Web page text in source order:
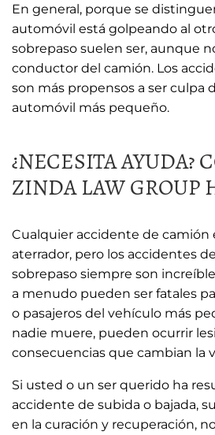
En general, porque se
automóvil está golpeando al
sobrepaso suelen ser, aunque
conductor del camión. Los
son más propensos a ser culpa
automóvil más pequeño.
¿NECESITA AYUDA?
ZINDA LAW GROUP
Cualquier accidente de camión
aterrador, pero los accidentes
sobrepaso siempre son
a menudo pueden ser fatales
o pasajeros del vehículo más
nadie muere, pueden ocurrir
consecuencias que cambian la
Si usted o un ser querido ha
accidente de subida o bajada,
en la curación y recuperación,